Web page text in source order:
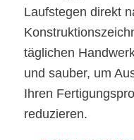
Laufstegen direkt
täglichen
und sauber, um
Ihren
reduzieren.